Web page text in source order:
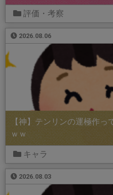
評価・考察
2026.08.06
【神】テンリンの運極作っ
ｗｗ
キャラ
2026.08.03